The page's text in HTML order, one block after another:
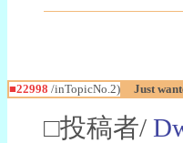
■22998 /inTopicNo.2) Just
□投稿者/